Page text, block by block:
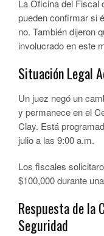
La Oficina del Fiscal
pueden confirmar si
no. También dijeron
involucrado en este
Situación Legal
Un juez negó un
y permanece en el
Clay. Está
julio a las 9:00 a.m.
Los fiscales
$100,000 durante
Respuesta de la
Seguridad